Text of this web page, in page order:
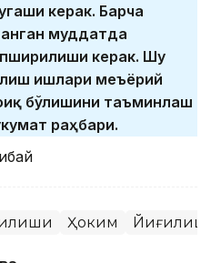
керак. Барча
муддатда
керак. Шу
ишлари меъёрий
бўлишини таъминлаш
раҳбари.
Ҳоким Йиғилиш